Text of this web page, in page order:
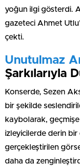
yoğun ilgi gösterdi.
gazeteci Ahmet
çekti.
Unutulmaz
Şarkılarıyla
Konserde, Sezen
bir şekilde
kaybolarak,
izleyicilerde derin bir
gerçekleştirilen
daha da